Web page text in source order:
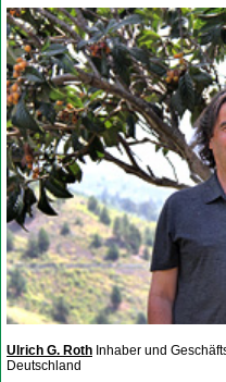
Ulrich G. Roth Inhaber und
Deutschland